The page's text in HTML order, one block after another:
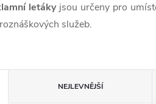
letákyjsou určeny pro
služeb.
NEJLEVNĚJŠÍ